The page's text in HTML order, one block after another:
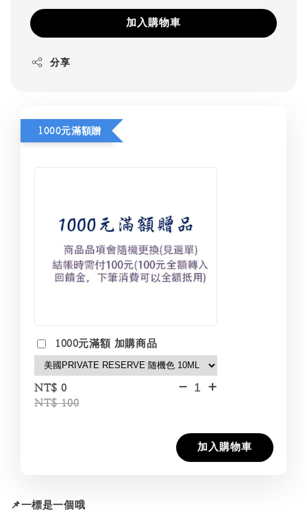
加入購物車
分享
1000元滿額贈
1000元滿額 加購商品
NT$ 0
NT$ 100
- +
加入購物車
📌一標是一個哦